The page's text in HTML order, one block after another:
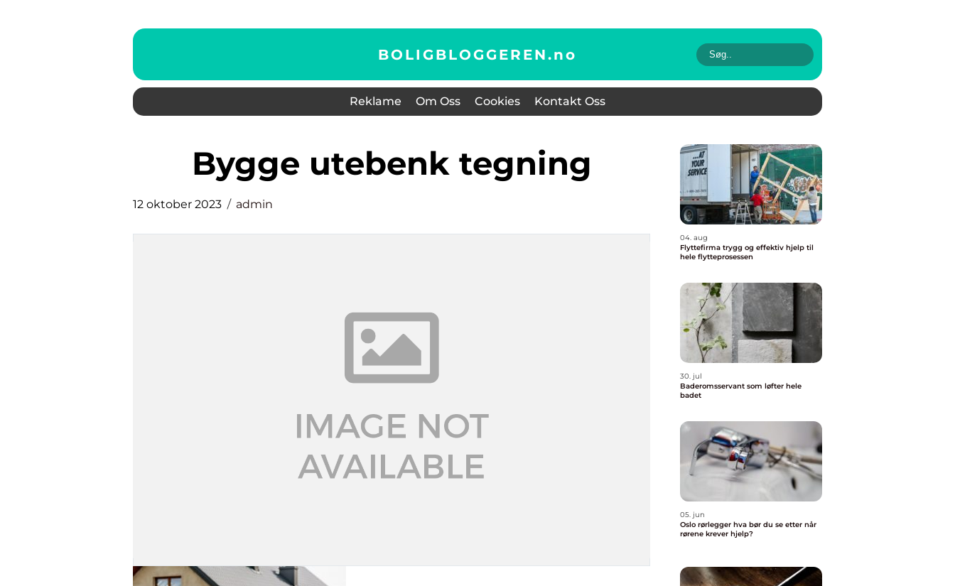
BOLIGBLOGGEREN.no
Reklame Om Oss Cookies Kontakt Oss
bygge utebenk tegning
12 oktober 2023 admin
04. aug
Flyttefirma trygg og effektiv hjelp til
hele flytteprosessen
30. jul
Baderomsservant som løfter hele
badet
05. jun
Oslo rørlegger hva bør du se etter når
rørene krever hjelp?